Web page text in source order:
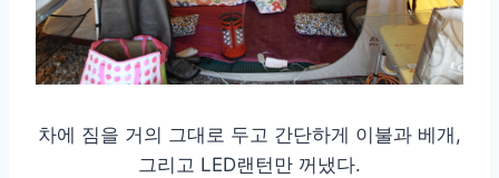
차에 짐을 거의 그대로 두고 간단하게 이불과 베개,
그리고 LED랜턴만 꺼냈다.